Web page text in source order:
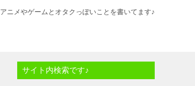
アニメやゲームとオタクっぽいことを書いてます♪
サイト内検索です♪